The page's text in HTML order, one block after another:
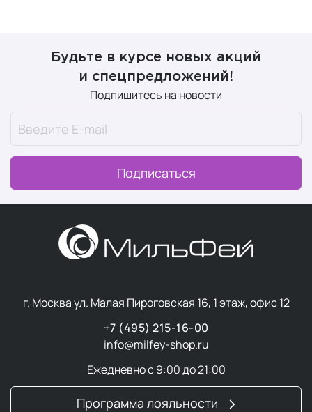
Будьте в курсе новых акций
и спецпредложений!
Подпишитесь на новости
Подписаться
г. Москва ул. Малая Пироговская 16, 1 этаж, офис 12
+7 (495) 215-16-00
info@milfey-shop.ru
Ежедневно с 9:00 до 21:00
Программа лояльности